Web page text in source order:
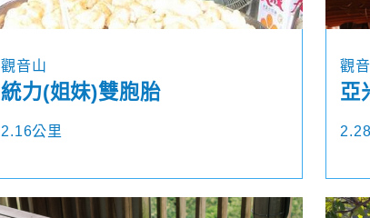
觀音山
統力(姐妹)雙胞胎
2.16公里
觀
亞